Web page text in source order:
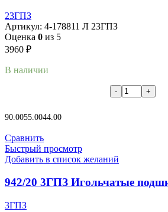
23ГПЗ
Артикул: 4-178811 Л 23ГПЗ
Оценка 0 из 5
3960 ₽
В наличии
90.0055.0044.00
Сравнить
Быстрый просмотр
Добавить в список желаний
942/20 3ГПЗ Игольчатые
3ГПЗ